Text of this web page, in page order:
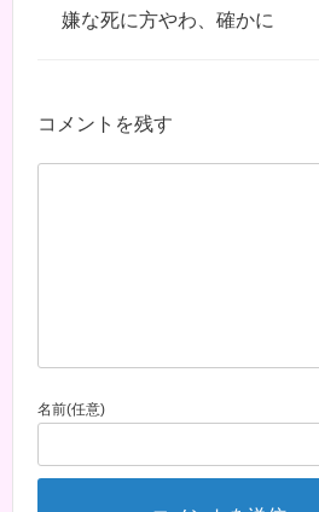
嫌な死に方やわ、確かに
コメントを残す
名前(任意)